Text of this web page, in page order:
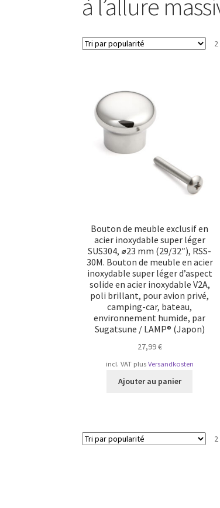
à l’allure
Bouton de meuble exclusif en
acier inoxydable super léger
SUS304, ⌀23 mm (29/32″), RSS-
30M. Bouton de meuble en acier
inoxydable super léger d’aspect
solide en acier inoxydable V2A,
poli brillant, pour avion privé,
camping-car, bateau,
environnement humide, par
Sugatsune / LAMP® (Japon)
27,99€
incl. VAT plus Versandkosten
Ajouter au panier